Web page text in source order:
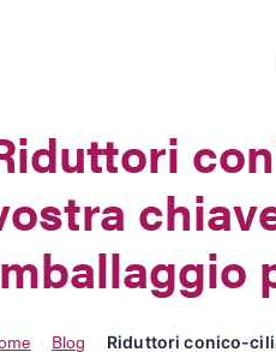
E-
Blog
Riduttori conico-